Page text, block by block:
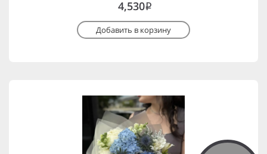
4,530i
Добавить в корзину